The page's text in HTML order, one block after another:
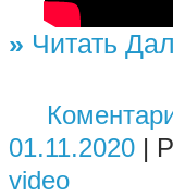
» Читать
01.11.2020 |
video